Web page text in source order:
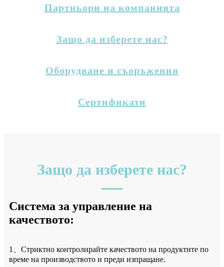
Партньори на компанията
Защо да изберете нас?
Оборудване и съоръжения
Сертификати
Защо да изберете нас?
Система за управление на
качеството:
1、Стриктно контролирайте качеството на продуктите по
време на производството и преди изпращане.